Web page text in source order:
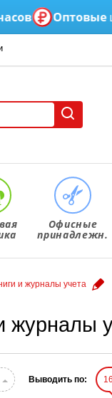
Оптовыецены
Офисные
принадлежн.
и журналы учета
журналы
Выводить по: